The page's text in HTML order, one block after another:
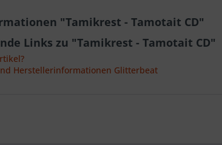
"Tamikrest - Tamotait CD"
Links zu "Tamikrest - Tamotait CD"
Herstellerinformationen Glitterbeat